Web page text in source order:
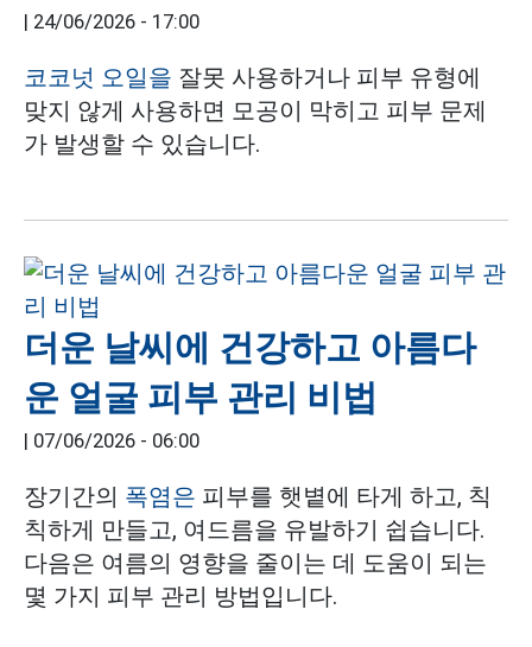
| 24/06/2026 - 17:00
코코넛 오일을 잘못 사용하거나 피부 유형에
맞지 않게 사용하면 모공이 막히고 피부 문제
가 발생할 수 있습니다.
더운 날씨에 건강하고 아름다
운 얼굴 피부 관리 비법
| 07/06/2026 - 06:00
장기간의 폭염은 피부를 햇볕에 타게 하고, 칙
칙하게 만들고, 여드름을 유발하기 쉽습니다.
다음은 여름의 영향을 줄이는 데 도움이 되는
몇 가지 피부 관리 방법입니다.